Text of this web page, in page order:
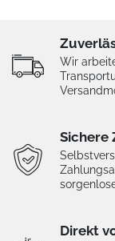
Wir
Sichere
Direkt